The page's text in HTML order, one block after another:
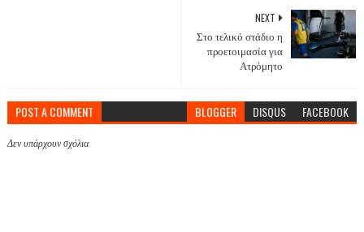
NEXT
Στο τελικό στάδιο η
προετοιμασία για
Ατρόμητο
POST A COMMENT BLOGGER DISQUS FACEBOOK
Δεν υπάρχουν σχόλια